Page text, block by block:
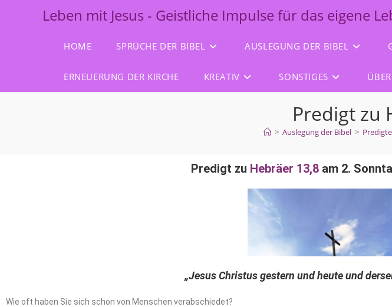
Leben mit Jesus - Geistliche Impulse für das eigene
HOME SPRÜCHE DER BIBEL AUSLEGUNG DER BIBEL
ERNEUERUNG DER KIRCHE KREATIV SONSTIGES
Predigt zu
> Auslegung der Bibel >
Predigt zu Hebräer 13,8 am 2.
„Jesus Christus gestern und heute und
Wie oft haben Sie sich schon von Menschen verabschiedet?